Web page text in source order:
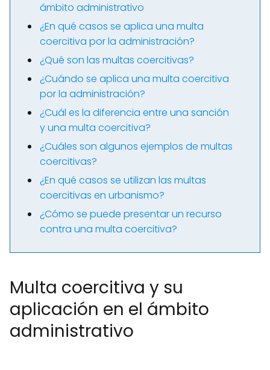
ámbito administrativo
¿En qué casos se aplica una multa
coercitiva por la administración?
¿Qué son las multas coercitivas?
¿Cuándo se aplica una multa coercitiva
por la administración?
¿Cuál es la diferencia entre una sanción
y una multa coercitiva?
¿Cuáles son algunos ejemplos de multas
coercitivas?
¿En qué casos se utilizan las multas
coercitivas en urbanismo?
¿Cómo se puede presentar un recurso
contra una multa coercitiva?
Multa coercitiva y su
aplicación en el ámbito
administrativo